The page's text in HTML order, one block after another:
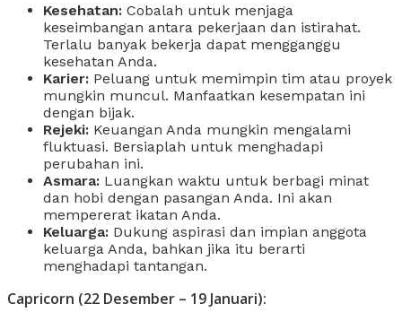
Kesehatan: Cobalah untuk menjaga
keseimbangan antara pekerjaan dan istirahat.
Terlalu banyak bekerja dapat mengganggu
kesehatan Anda.
Karier: Peluang untuk memimpin tim atau proyek
mungkin muncul. Manfaatkan kesempatan ini
dengan bijak.
Rejeki: Keuangan Anda mungkin mengalami
fluktuasi. Bersiaplah untuk menghadapi
perubahan ini.
Asmara: Luangkan waktu untuk berbagi minat
dan hobi dengan pasangan Anda. Ini akan
mempererat ikatan Anda.
Keluarga: Dukung aspirasi dan impian anggota
keluarga Anda, bahkan jika itu berarti
menghadapi tantangan.
Capricorn (22 Desember – 19 Januari):